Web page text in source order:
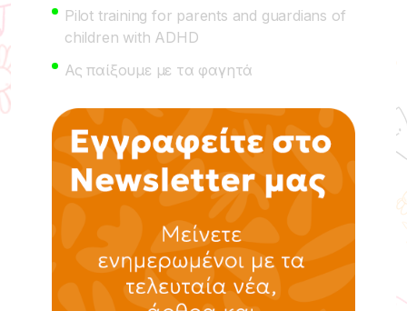
Pilot training for parents and guardians of
children with ADHD
Ας παίξουμε με τα φαγητά